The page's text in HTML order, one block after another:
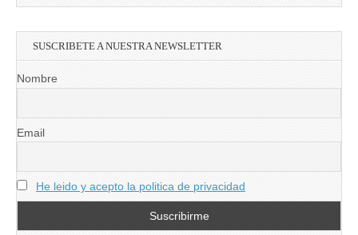
SUSCRIBETE A NUESTRA NEWSLETTER
Nombre
Email
He leido y acepto la politica de privacidad